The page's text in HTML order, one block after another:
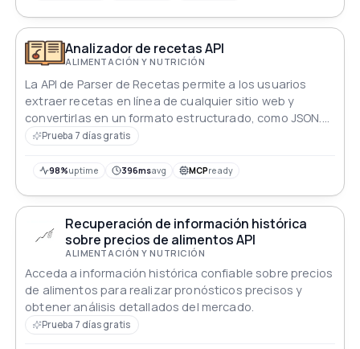
Analizador de recetas API
ALIMENTACIÓN Y NUTRICIÓN
La API de Parser de Recetas permite a los usuarios
extraer recetas en línea de cualquier sitio web y
convertirlas en un formato estructurado, como JSON.
Con esta API, los usuarios pueden crear fácilmente su
diversas fuentes. La interfaz simple y fácil de usar de la
para desarrolladores como para entusiastas de la
Prueba 7 días gratis
98%uptime 396msavg MCPready
Recuperación de información histórica
sobre precios de alimentos API
ALIMENTACIÓN Y NUTRICIÓN
Acceda a información histórica confiable sobre precios
de alimentos para realizar pronósticos precisos y
obtener análisis detallados del mercado.
Prueba 7 días gratis